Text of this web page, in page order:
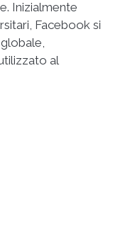
Inizialmente
Facebook si
al